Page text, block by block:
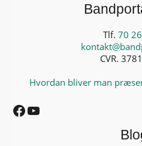
Tlf. 70
CVR.
Hvordan bliver man
Facebook